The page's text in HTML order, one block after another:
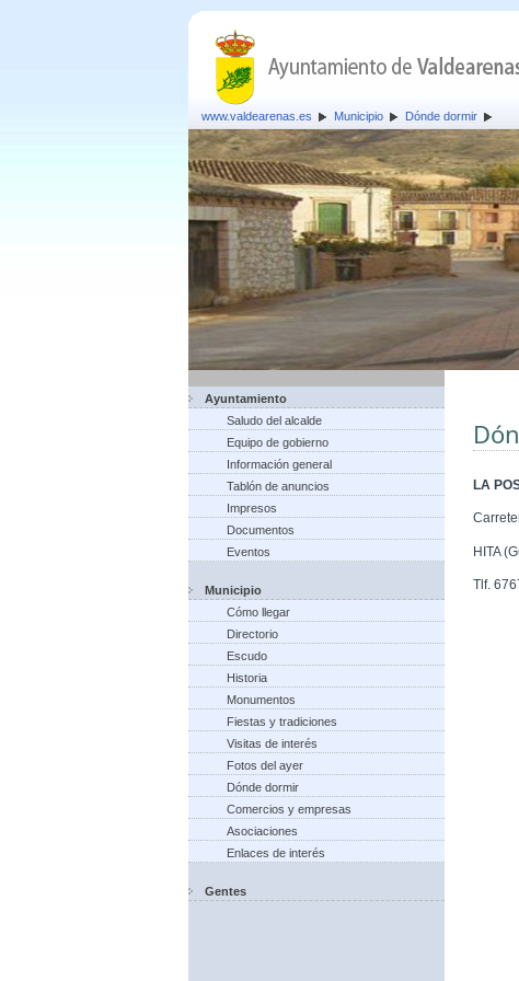
www.valdearenas.es Municipio Dónde dormir
Ayuntamiento
Saludo del alcalde
Equipo de gobierno
Información general
Tablón de anuncios
Impresos
Documentos
Eventos
Municipio
Cómo llegar
Directorio
Escudo
Historia
Monumentos
Fiestas y tradiciones
Visitas de interés
Fotos del ayer
Dónde dormir
Comercios y empresas
Asociaciones
Enlaces de interés
Gentes
LA
HITA
Tlf.